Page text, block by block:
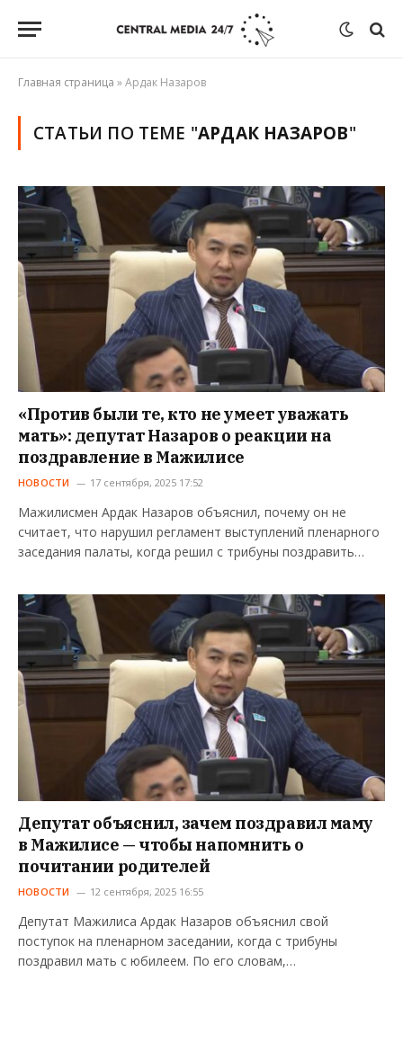
Главная страница »Ардак Назаров
СТАТЬИ ПО ТЕМЕ "АРДАК НАЗАРОВ"
«Против были те, кто не умеет уважать
мать»: депутат Назаров о реакции на
поздравление в Мажилисе
НОВОСТИ 17 сентября, 2025 17:52
Мажилисмен Ардак Назаров объяснил, почему он не
считает, что нарушил регламент выступлений пленарного
заседания палаты, когда решил с трибуны поздравить…
Депутат объяснил, зачем поздравил маму
в Мажилисе — чтобы напомнить о
почитании родителей
НОВОСТИ 12 сентября, 2025 16:55
Депутат Мажилиса Ардак Назаров объяснил свой
поступок на пленарном заседании, когда с трибуны
поздравил мать с юбилеем. По его словам,…